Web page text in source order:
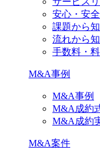
安心・安
課題から
流れから
手数料・
M&A事例
M&A事例
M&A成約
M&A成約
M&A案件